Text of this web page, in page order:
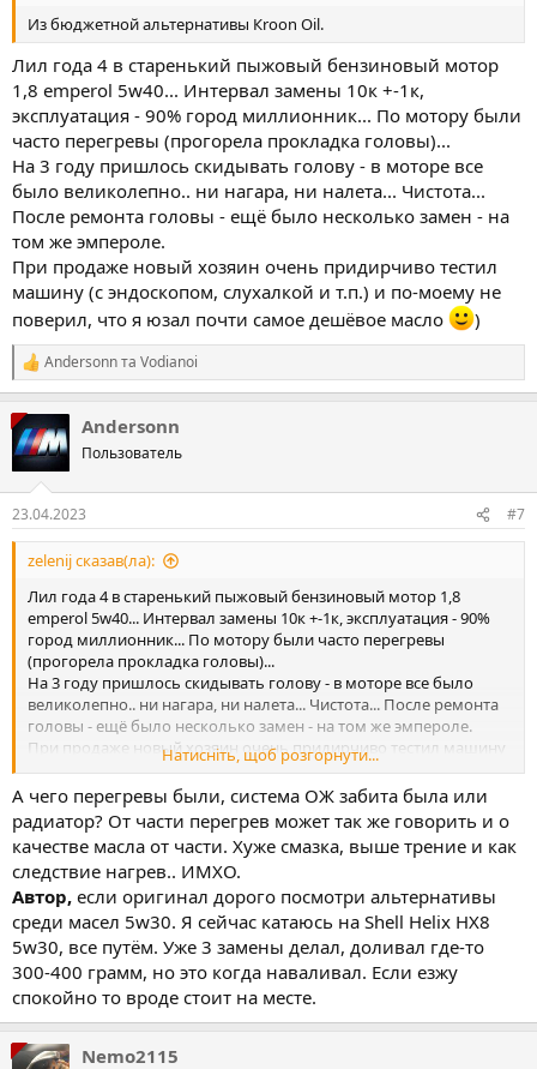
Из бюджетной альтернативы Кroon Oil.
Лил года 4 в старенький пыжовый бензиновый мотор
1,8 emperol 5w40... Интервал замены 10к +-1к,
эксплуатация - 90% город миллионник... По мотору были
часто перегревы (прогорела прокладка головы)...
На 3 году пришлось скидывать голову - в моторе все
было великолепно.. ни нагара, ни налета... Чистота...
После ремонта головы - ещё было несколько замен - на
том же эмпероле.
При продаже новый хозяин очень придирчиво тестил
машину (с эндоскопом, слухалкой и т.п.) и по-моему не
поверил, что я юзал почти самое дешёвое масло
)
Р
е
к
ц
і
Andersonnта Vodianoi
Andersonn
Пользователь
23.04.2023 #7
zelenij сказав(ла):
Лил года 4 в старенький пыжовый бензиновый мотор 1,8
emperol 5w40... Интервал замены 10к +-1к, эксплуатация - 90%
город миллионник... По мотору были часто перегревы
(прогорела прокладка головы)...
На 3 году пришлось скидывать голову - в моторе все было
великолепно.. ни нагара, ни налета... Чистота... После ремонта
головы - ещё было несколько замен - на том же эмпероле.
При продаже новый хозяин очень придирчиво тестил машину
(с эндоскопом, слухалкой и т.п.) и по-моему не поверил, что я
юзал почти самое дешёвое масло
)
Натисніть, щоб розгорнути...
А чего перегревы были, система ОЖ забита была или
радиатор? От части перегрев может так же говорить и о
качестве масла от части. Хуже смазка, выше трение и как
следствие нагрев.. ИМХО.
Автор, если оригинал дорого посмотри альтернативы
среди масел 5w30. Я сейчас катаюсь на Shell Helix HX8
5w30, все путём. Уже 3 замены делал, доливал где-то
300-400 грамм, но это когда наваливал. Если езжу
спокойно то вроде стоит на месте.
Nemo2115